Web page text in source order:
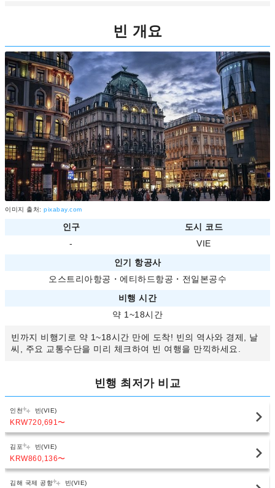
빈 개요
이미지 출처: pixabay.com
인구
도시 코드
-
VIE
인기 항공사
오스트리아항공 ・ 에티하드항공 ・ 전일본공수
비행 시간
약 1~18시간
빈까지 비행기로 약 1~18시간 만에 도착! 빈의 역사와 경제, 날
씨, 주요 교통수단을 미리 체크하여 빈 여행을 만끽하세요.
빈행 최저가 비교
인천 빈(VIE)
KRW720,691 〜
김포 빈(VIE)
KRW860,136〜
김해 국제 공항 빈(VIE)